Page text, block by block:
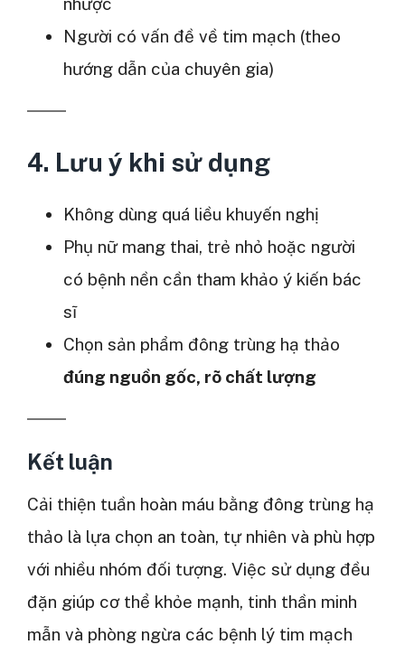
Người có vấn đề về tim mạch (theo
hướng dẫn của chuyên gia)
4. Lưu ý khi sử dụng
Không dùng quá liều khuyến nghị
Phụ nữ mang thai, trẻ nhỏ hoặc người
có bệnh nền cần tham khảo ý kiến bác
sĩ
Chọn sản phẩm đông trùng hạ thảo
đúng nguồn gốc, rõ chất lượng
Kết luận
Cải thiện tuần hoàn máu bằng đông trùng hạ
thảo là lựa chọn an toàn, tự nhiên và phù hợp
với nhiều nhóm đối tượng. Việc sử dụng đều
đặn giúp cơ thể khỏe mạnh, tinh thần minh
mẫn và phòng ngừa các bệnh lý tim mạch